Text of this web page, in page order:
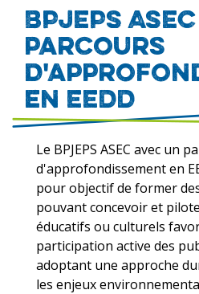
BPJEPS
parcours
en EEDD
Le BPJEPS ASEC avec un
d'approfondissement en
pour objectif de former
pouvant concevoir et
éducatifs ou culturels
participation active des
adoptant une approche
les enjeux